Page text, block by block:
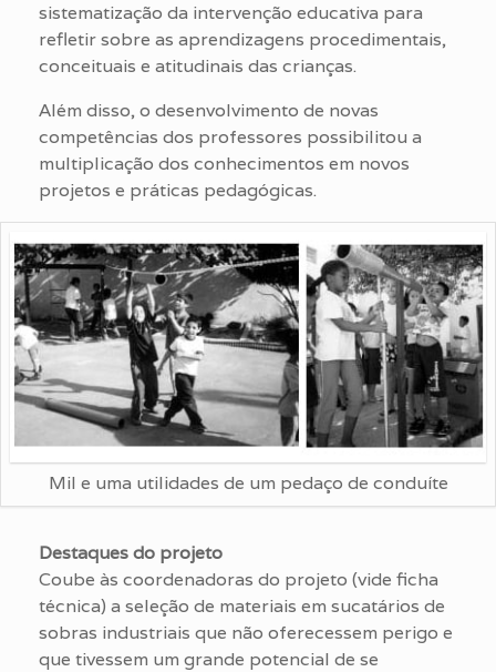
sistematização da intervenção educativa para
refletir sobre as aprendizagens procedimentais,
conceituais e atitudinais das crianças.
Além disso, o desenvolvimento de novas
competências dos professores possibilitou a
multiplicação dos conhecimentos em novos
projetos e práticas pedagógicas.
Mil e uma utilidades de um pedaço de conduíte
Destaques do projeto
Coube às coordenadoras do projeto (vide ficha
técnica) a seleção de materiais em sucatários de
sobras industriais que não oferecessem perigo e
que tivessem um grande potencial de se